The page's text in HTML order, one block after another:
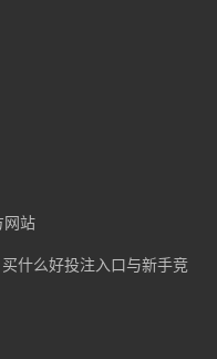
网站
什么好投注入口与新手竞